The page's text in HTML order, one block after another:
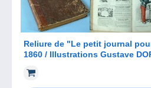
Reliure de "Le petit journal pour rire" pour l’année
1860 / Illustrations Gustave